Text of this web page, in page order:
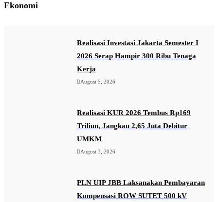
Ekonomi
Realisasi Investasi Jakarta Semester I
2026 Serap Hampir 300 Ribu Tenaga
Kerja
August 5, 2026
Realisasi KUR 2026 Tembus Rp169
Triliun, Jangkau 2,65 Juta Debitur
UMKM
August 3, 2026
PLN UIP JBB Laksanakan Pembayaran
Kompensasi ROW SUTET 500 kV